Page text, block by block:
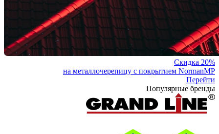
Скидка 20%
на металлочерепицу с покрытием NormanMP
Перейти
Популярные бренды